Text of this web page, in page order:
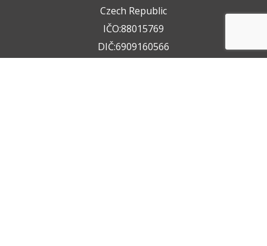
Czech Republic
IČO:88015769
DIČ:6909160566